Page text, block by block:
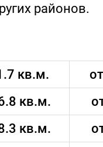
районов.
кв.м.
кв.м.
кв.м.